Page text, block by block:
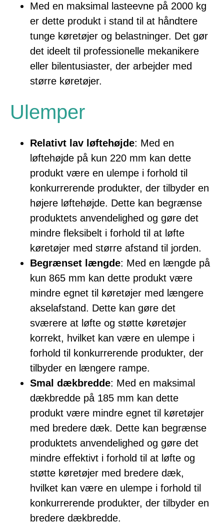
Med en maksimal lasteevne på 2000 kg
er dette produkt i stand til at håndtere
tunge køretøjer og belastninger. Det gør
det ideelt til professionelle mekanikere
eller bilentusiaster, der arbejder med
større køretøjer.
Ulemper
Relativt lav løftehøjde: Med en
løftehøjde på kun 220 mm kan dette
produkt være en ulempe i forhold til
konkurrerende produkter, der tilbyder en
højere løftehøjde. Dette kan begrænse
produktets anvendelighed og gøre det
mindre fleksibelt i forhold til at løfte
køretøjer med større afstand til jorden.
Begrænset længde: Med en længde på
kun 865 mm kan dette produkt være
mindre egnet til køretøjer med længere
akselafstand. Dette kan gøre det
sværere at løfte og støtte køretøjer
korrekt, hvilket kan være en ulempe i
forhold til konkurrerende produkter, der
tilbyder en længere rampe.
Smal dækbredde: Med en maksimal
dækbredde på 185 mm kan dette
produkt være mindre egnet til køretøjer
med bredere dæk. Dette kan begrænse
produktets anvendelighed og gøre det
mindre effektivt i forhold til at løfte og
støtte køretøjer med bredere dæk,
hvilket kan være en ulempe i forhold til
konkurrerende produkter, der tilbyder en
bredere dækbredde.